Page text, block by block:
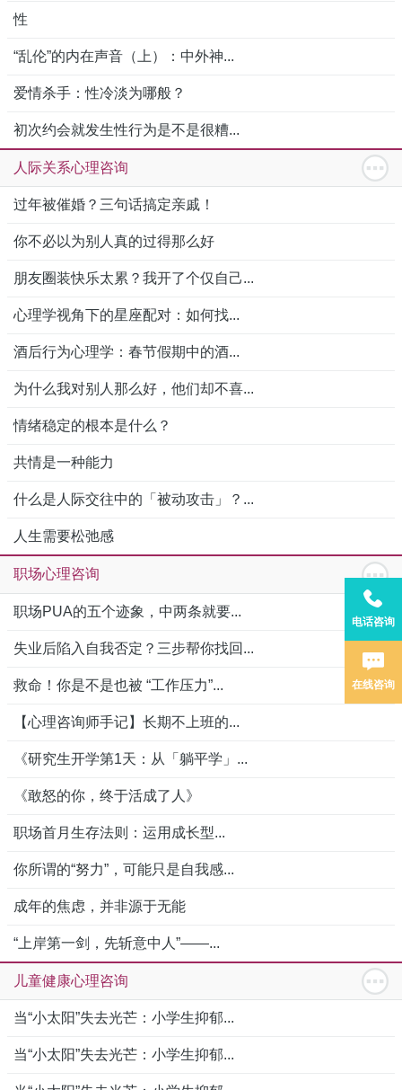
性
“乱伦”的内在声音（上）：中外神...
爱情杀手：性冷淡为哪般？
初次约会就发生性行为是不是很糟...
人际关系心理咨询
过年被催婚？三句话搞定亲戚！
你不必以为别人真的过得那么好
朋友圈装快乐太累？我开了个仅自己...
心理学视角下的星座配对：如何找...
酒后行为心理学：春节假期中的酒...
为什么我对别人那么好，他们却不喜...
情绪稳定的根本是什么？
共情是一种能力
什么是人际交往中的「被动攻击」？...
人生需要松弛感
职场心理咨询
职场PUA的五个迹象，中两条就要...
失业后陷入自我否定？三步帮你找回...
救命！你是不是也被 “工作压力”...
【心理咨询师手记】长期不上班的...
《研究生开学第1天：从「躺平学」...
《敢怒的你，终于活成了人》
职场首月生存法则：运用成长型...
你所谓的“努力”，可能只是自我感...
成年的焦虑，并非源于无能
“上岸第一剑，先斩意中人”——...
儿童健康心理咨询
当“小太阳”失去光芒：小学生抑郁...
当“小太阳”失去光芒：小学生抑郁...
电话咨询
在线咨询